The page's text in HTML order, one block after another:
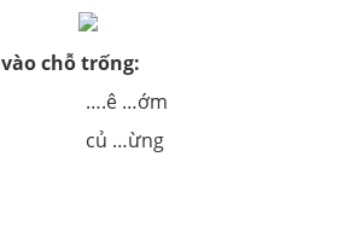
vào chỗ trống:
….ê …ớm
củ …ừng